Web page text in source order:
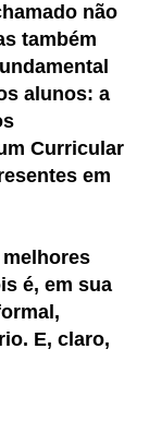
não
também
alunos: a
Curricular
em
é, em sua
E, claro,